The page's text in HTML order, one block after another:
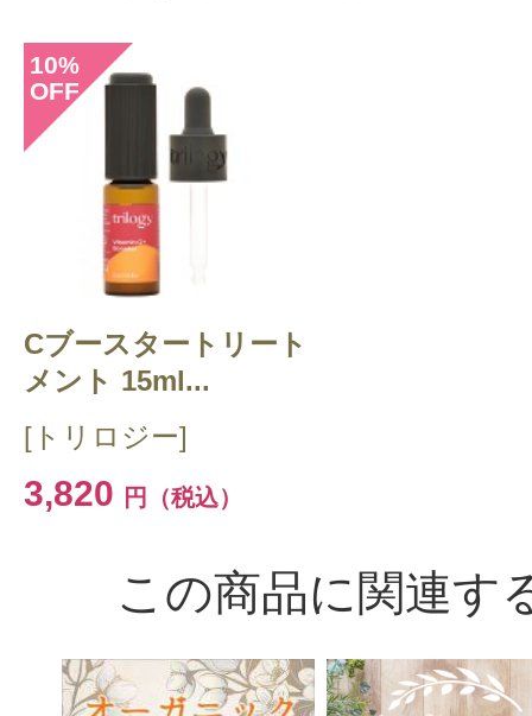
10%
OFF
Cブースタートリート
メント 15ml...
[トリロジー]
3,820 円（税込）
この商品に関連す